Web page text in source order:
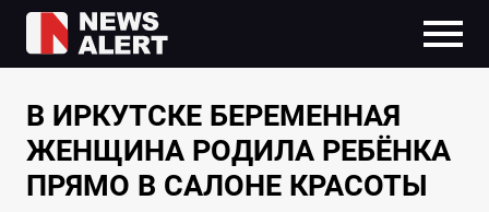
В ИРКУТСКЕ БЕРЕМЕННАЯ
ЖЕНЩИНА РОДИЛА РЕБЁНКА
ПРЯМО В САЛОНЕ КРАСОТЫ